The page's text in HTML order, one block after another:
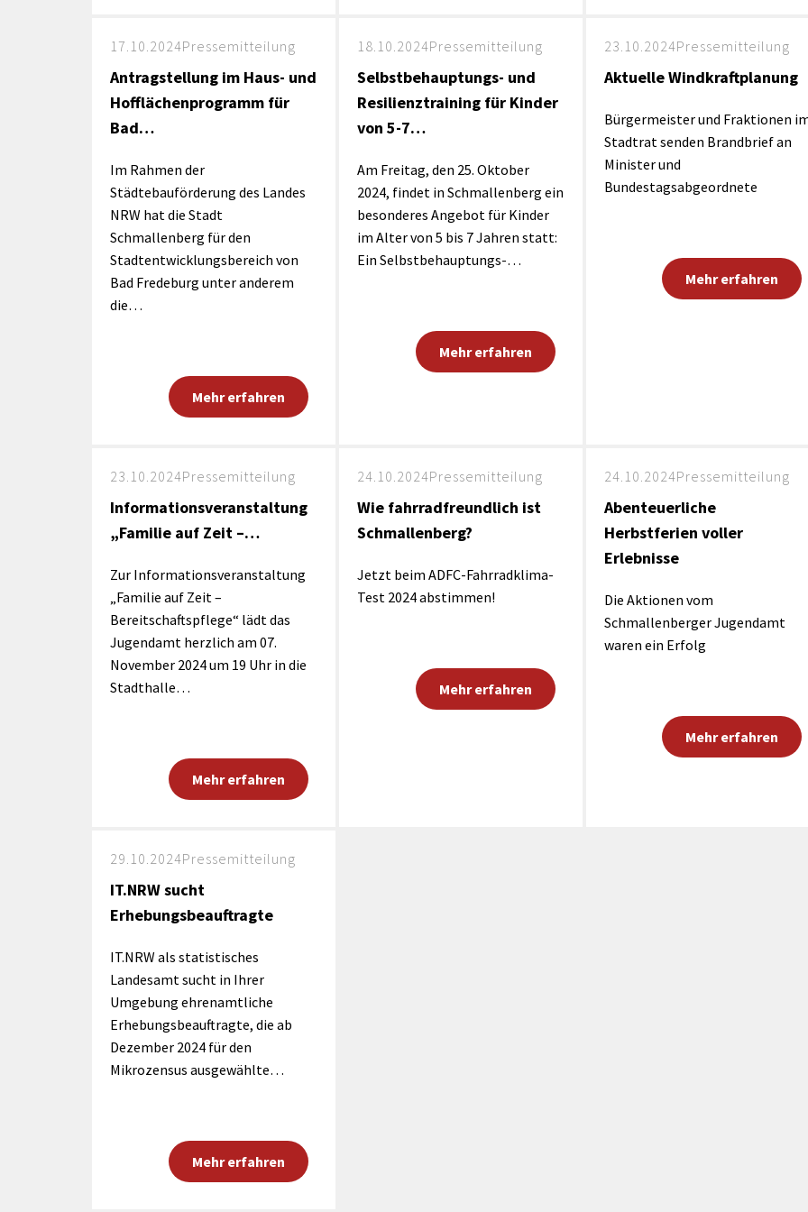
17.10.2024Pressemitteilung
Antragstellung im Haus- und
Hofflächenprogramm für
Bad…
Im Rahmen der
Städtebauförderung des Landes
NRW hat die Stadt
Schmallenberg für den
Stadtentwicklungsbereich von
Bad Fredeburg unter anderem
die…
Mehr erfahren
18.10.2024Pressemitteilung
Selbstbehauptungs- und
Resilienztraining für Kinder
von 5-7…
Am Freitag, den 25. Oktober
2024, findet in Schmallenberg ein
besonderes Angebot für Kinder
im Alter von 5 bis 7 Jahren statt:
Ein Selbstbehauptungs-…
Mehr erfahren
23.10.2024Pressemitteilung
Aktuelle Windkraftplanung
Bürgermeister und Fraktionen
Stadtrat senden Brandbrief an
Minister und
Bundestagsabgeordnete
Mehr erfahren
23.10.2024Pressemitteilung
Informationsveranstaltung
„Familie auf Zeit –…
Zur Informationsveranstaltung
„Familie auf Zeit –
Bereitschaftspflege“ lädt das
Jugendamt herzlich am 07.
November 2024 um 19 Uhr in die
Stadthalle…
Mehr erfahren
24.10.2024Pressemitteilung
Wie fahrradfreundlich ist
Schmallenberg?
Jetzt beim ADFC-Fahrradklima-
Test 2024 abstimmen!
Mehr erfahren
24.10.2024Pressemitteilung
Abenteuerliche
Herbstferien voller
Erlebnisse
Die Aktionen vom
Schmallenberger Jugendamt
waren ein Erfolg
Mehr erfahren
29.10.2024Pressemitteilung
IT.NRW sucht
Erhebungsbeauftragte
IT.NRW als statistisches
Landesamt sucht in Ihrer
Umgebung ehrenamtliche
Erhebungsbeauftragte, die ab
Dezember 2024 für den
Mikrozensus ausgewählte…
Mehr erfahren